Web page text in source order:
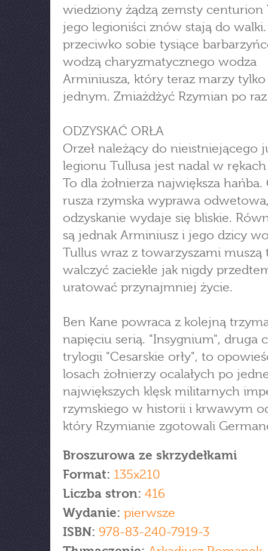
wiedziony żądzą zemsty centurion
jego legioniści znów stają do
przeciwko sobie tysiące
wodzą charyzmatycznego wodza
Arminiusza, który teraz marzy
jednym. Zmiażdżyć Rzymian po
ODZYSKAĆ ORŁA
Orzeł należący do nieistniejącego
legionu Tullusa jest nadal w
To dla żołnierza największa hańba.
rusza rzymska wyprawa
odzyskanie wydaje się bliskie.
są jednak Arminiusz i jego dzicy
Tullus wraz z towarzyszami muszą
walczyć zaciekle jak nigdy
uratować przynajmniej życie.
Ben Kane powraca z kolejną
napięciu serią. "Insygnium", druga
trylogii "Cesarskie orły", to
losach żołnierzy ocalałych po
największych klęsk militarnych
rzymskiego w historii i krwawym
który Rzymianie zgotowali
Broszurowa ze skrzydełkami
Format: 135x210
Liczba stron: 416
Wydanie: pierwsze
ISBN: 978-83-240-7919-3